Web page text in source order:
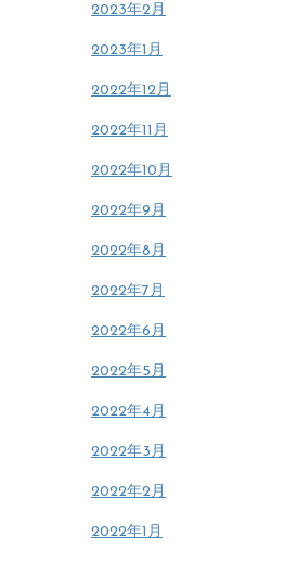
2023年2月
2023年1月
2022年12月
2022年11月
2022年10月
2022年9月
2022年8月
2022年7月
2022年6月
2022年5月
2022年4月
2022年3月
2022年2月
2022年1月